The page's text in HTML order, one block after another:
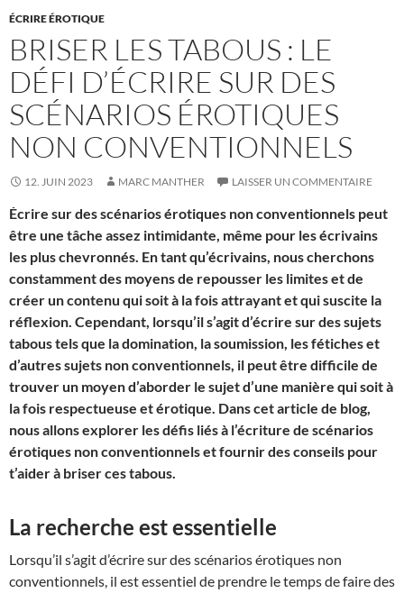
ÉCRIRE ÉROTIQUE
BRISER LES TABOUS : LE
DÉFI D’ÉCRIRE SUR DES
SCÉNARIOS ÉROTIQUES
NON CONVENTIONNELS
12. JUIN 2023 MARC MANTHER LAISSER UN COMMENTAIRE
Écrire sur des scénarios érotiques non conventionnels peut
être une tâche assez intimidante, même pour les écrivains
les plus chevronnés. En tant qu’écrivains, nous cherchons
constamment des moyens de repousser les limites et de
créer un contenu qui soit à la fois attrayant et qui suscite la
réflexion. Cependant, lorsqu’il s’agit d’écrire sur des sujets
tabous tels que la domination, la soumission, les fétiches et
d’autres sujets non conventionnels, il peut être difficile de
trouver un moyen d’aborder le sujet d’une manière qui soit à
la fois respectueuse et érotique. Dans cet article de blog,
nous allons explorer les défis liés à l’écriture de scénarios
érotiques non conventionnels et fournir des conseils pour
t’aider à briser ces tabous.
La recherche est essentielle
Lorsqu’il s’agit d’écrire sur des scénarios érotiques non
conventionnels, il est essentiel de prendre le temps de faire des